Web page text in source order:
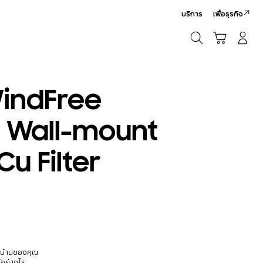
บริการ เพื่อธุรกิจ
mount
Filter
บ้านของคุณ